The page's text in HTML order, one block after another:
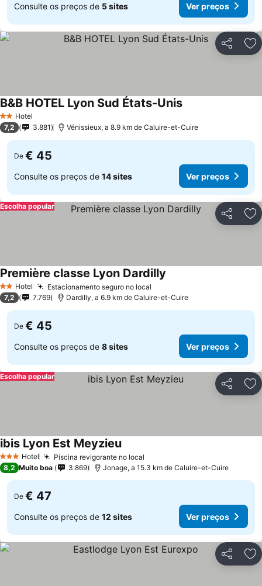
Consulte os preços de 5 sites Ver preços
Partilhar
2 Estrelas
Hotel
B&B HOTEL Lyon Sud États-Unis
7,2 3.881 Vénissieux, a 8.9 km de Caluire-et-Cuire
De € 45
Consulte os preços de 14 sites Ver preços
Partilhar
Escolha popular
2 Estrelas
Hotel Estacionamento seguro no local
Première classe Lyon Dardilly
7,2 7.769 Dardilly, a 6.9 km de Caluire-et-Cuire
De € 45
Consulte os preços de 8 sites Ver preços
Partilhar
Escolha popular
3 EstrelasHotel Piscina revigorante no local
ibis Lyon Est Meyzieu
8,2 Muito boa 3.869 Jonage, a 15.3 km de Caluire-et-Cuire
De € 47
Consulte os preços de 12 sites Ver preços
Partilhar